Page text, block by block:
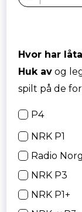
Hvor har
Huk av og
spilt på de
P4
NRK P1
Radio
NRK P3
NRK P1+